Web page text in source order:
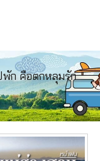
พัก คือตกหลุมรัก